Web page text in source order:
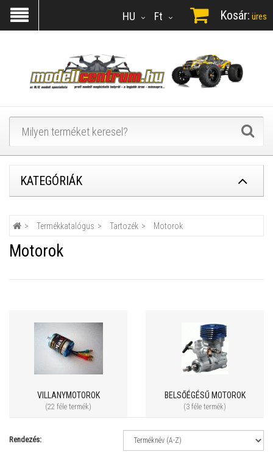
Ft
HU Kosár: üres
KATEGÓRIÁK
Termékkatalógus Tartozék Motorok
Motorok
VILLANYMOTOROK
(22 féle termék)
BELSŐÉGÉSŰ MOTOROK
(3 féle termék)
Rendezés: